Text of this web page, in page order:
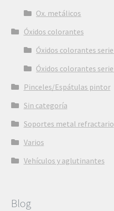
Ox. metálicos
Óxidos colorantes
Óxidos colorantes
Óxidos colorantes
Pinceles/Espátulas pintor
Sin categoría
Soportes metal refractario
Varios
Vehículos y aglutinantes
Blog